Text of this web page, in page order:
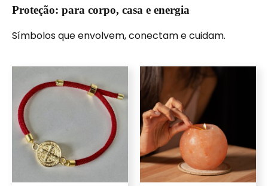
Proteção: para corpo, casa e energia
Símbolos que envolvem, conectam e cuidam.